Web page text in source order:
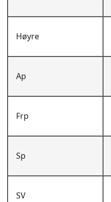
Høyre
Ap
Frp
Sp
SV